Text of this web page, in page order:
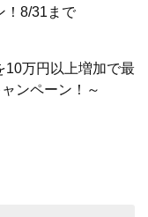
！8/31まで
10万円以上増加で最
ンペーン！～